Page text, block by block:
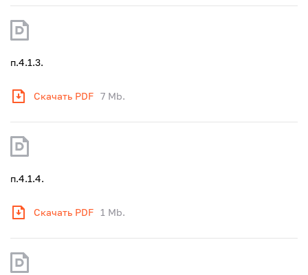
п.4.1.3.
Скачать PDF 7 Mb.
п.4.1.4.
Скачать PDF 1 Mb.